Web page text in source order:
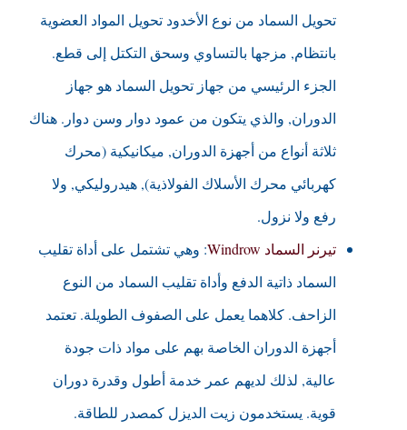
تحويل السماد من نوع الأخدود تحويل المواد العضوية
بانتظام, مزجها بالتساوي وسحق التكتل إلى قطع.
الجزء الرئيسي من جهاز تحويل السماد هو جهاز
الدوران, والذي يتكون من عمود دوار وسن دوار. هناك
ثلاثة أنواع من أجهزة الدوران, ميكانيكية (محرك
كهربائي محرك الأسلاك الفولاذية), هيدروليكي, ولا
رفع ولا نزول.
تيرنر السماد Windrow
: وهي تشتمل على أداة تقليب
السماد ذاتية الدفع وأداة تقليب السماد من النوع
الزاحف. كلاهما يعمل على الصفوف الطويلة. تعتمد
أجهزة الدوران الخاصة بهم على مواد ذات جودة
عالية, لذلك لديهم عمر خدمة أطول وقدرة دوران
قوية. يستخدمون زيت الديزل كمصدر للطاقة.